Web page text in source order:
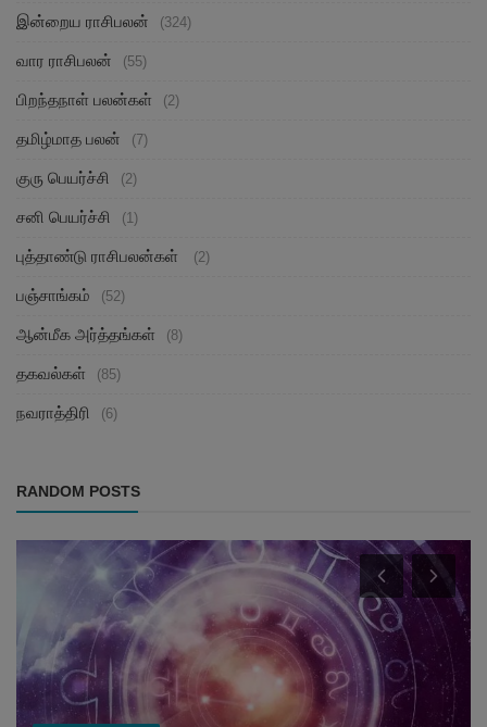
இன்றைய ராசிபலன் (324)
வார ராசிபலன் (55)
பிறந்தநாள் பலன்கள் (2)
தமிழ்மாத பலன் (7)
குரு பெயர்ச்சி (2)
சனி பெயர்ச்சி (1)
புத்தாண்டு ராசிபலன்கள் (2)
பஞ்சாங்கம் (52)
ஆன்மீக அர்த்தங்கள் (8)
தகவல்கள் (85)
நவராத்திரி (6)
RANDOM POSTS